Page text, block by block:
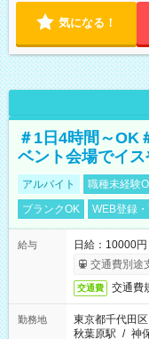
気になる！
＃1日4時間～OK
ベント会場でイ
アルバイト 職種未経験
ブランクOK
WEB登録
給与
日給：10000
交通費別途
交通費 交通費
勤務地
東京都千代田区
秋葉原駅 / 神